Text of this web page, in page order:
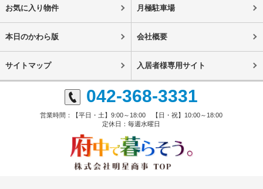
お気に入り物件 月極駐車場
本日のかわら版 会社概要
サイトマップ 入居者様専用サイト
042-368-3331
営業時間：【平日・土】9:00～18:00 【日・祝】10:00～18:00
定休日：毎週水曜日